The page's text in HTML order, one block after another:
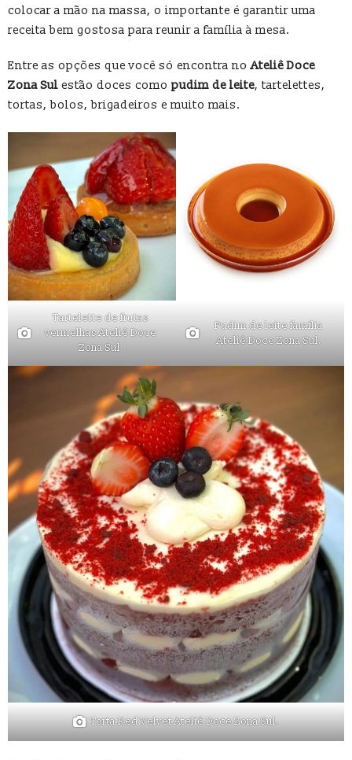
colocar a mão na massa, o importante é garantir uma
receita bem gostosa para reunir a família à mesa.
Entre as opções que você só encontra noAteliê Doce
Zona Sul estão doces como pudim de leite, tartelettes,
tortas, bolos, brigadeiros e muito mais.
Tartelette de frutas
vermelhas Ateliê Doce
Zona Sul.
Pudim de leite família
Ateliê Doce Zona Sul.
Torta Red Velvet Ateliê Doce Zona Sul.